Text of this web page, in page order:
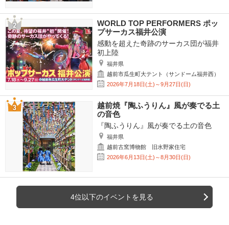
WORLD TOP PERFORMERS ポッ
プサーカス福井公演
感動を超えた奇跡のサーカス団が福井
初上陸
福井県
越前市瓜生町大テント（サンドーム福井西）
2026年7月18日(土)～9月27日(日)
越前焼『陶ふうりん』風が奏でる土
の音色
『陶ふうりん』風が奏でる土の音色
福井県
越前古窯博物館 旧水野家住宅
2026年6月13日(土)～8月30日(日)
4位以下のイベントを見る